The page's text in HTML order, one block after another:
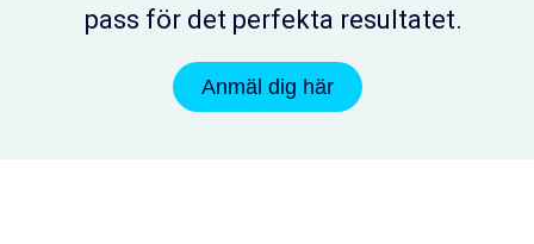
pass för det perfekta resultatet.
Anmäl dig här